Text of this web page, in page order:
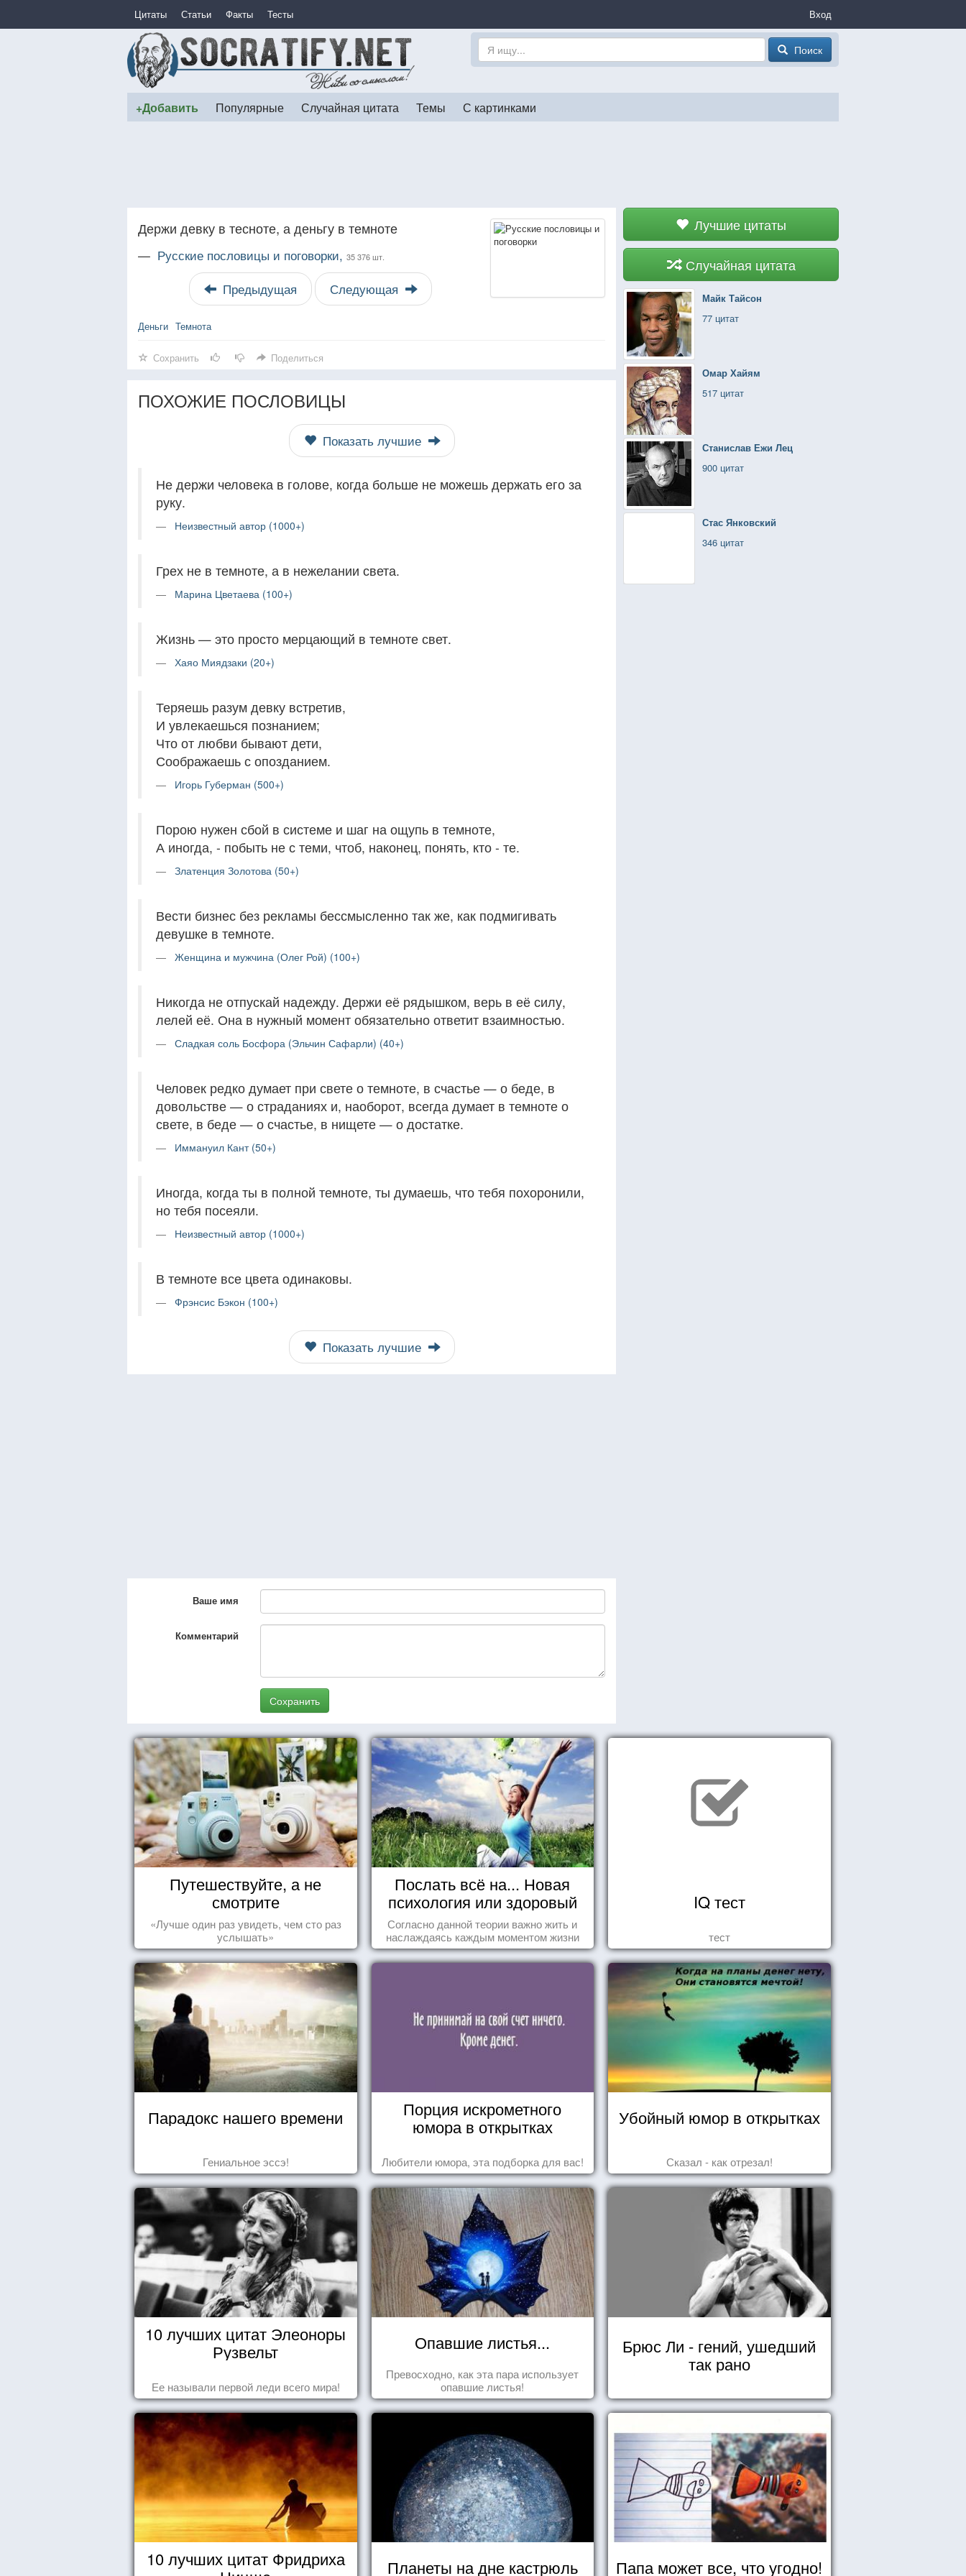
Цитаты Статьи Факты Тесты Вход
Поиск
+Добавить Популярные Случайная цитата Темы С картинками
Лучшие цитаты
Случайная цитата
Майк Тайсон
77 цитат
Омар Хайям
517 цитат
Станислав Ежи Лец
900 цитат
Стас Янковский
346 цитат
Держи девку в тесноте, а деньгу в темноте
— Русские пословицы и поговорки, 35 376 шт.
Предыдущая Следующая
Деньги Темнота
Сохранить Поделиться
ПОХОЖИЕ ПОСЛОВИЦЫ
Показать лучшие
Не держи человека в голове, когда больше не можешь держать его за
руку.
Неизвестный автор (1000+)
Грех не в темноте, а в нежелании света.
Марина Цветаева (100+)
Жизнь — это просто мерцающий в темноте свет.
Хаяо Миядзаки (20+)
Теряешь разум девку встретив,
И увлекаешься познанием;
Что от любви бывают дети,
Соображаешь с опозданием.
Игорь Губерман (500+)
Порою нужен сбой в системе и шаг на ощупь в темноте,
А иногда, - побыть не с теми, чтоб, наконец, понять, кто - те.
Златенция Золотова (50+)
Вести бизнес без рекламы бессмысленно так же, как подмигивать
девушке в темноте.
Женщина и мужчина (Олег Рой) (100+)
Никогда не отпускай надежду. Держи её рядышком, верь в её силу,
лелей её. Она в нужный момент обязательно ответит взаимностью.
Сладкая соль Босфора (Эльчин Сафарли) (40+)
Человек редко думает при свете о темноте, в счастье — о беде, в
довольстве — о страданиях и, наоборот, всегда думает в темноте о
свете, в беде — о счастье, в нищете — о достатке.
Иммануил Кант (50+)
Иногда, когда ты в полной темноте, ты думаешь, что тебя похоронили,
но тебя посеяли.
Неизвестный автор (1000+)
В темноте все цвета одинаковы.
Фрэнсис Бэкон (100+)
Показать лучшие
Ваше имя
Комментарий
Сохранить
Путешествуйте, а не
смотрите
«Лучше один раз увидеть, чем сто раз
услышать»
Послать всё на... Новая
психология или здоровый
пофигизм.
Согласно данной теории важно жить и
наслаждаясь каждым моментом жизни
осознанно и с удовольствием. Как это,
попробуем разобраться на реальных
IQ тест
тест
Парадокс нашего времени
Гениальное эссэ!
Порция искрометного
юмора в открытках
Любители юмора, эта подборка для вас!
Убойный юмор в открытках
Сказал - как отрезал!
10 лучших цитат Элеоноры
Рузвельт
Ее называли первой леди всего мира!
Опавшие листья...
Превосходно, как эта пара использует
опавшие листья!
Брюс Ли - гений, ушедший
так рано
10 лучших цитат Фридриха
Планеты на дне кастрюль Папа может все, что угодно!